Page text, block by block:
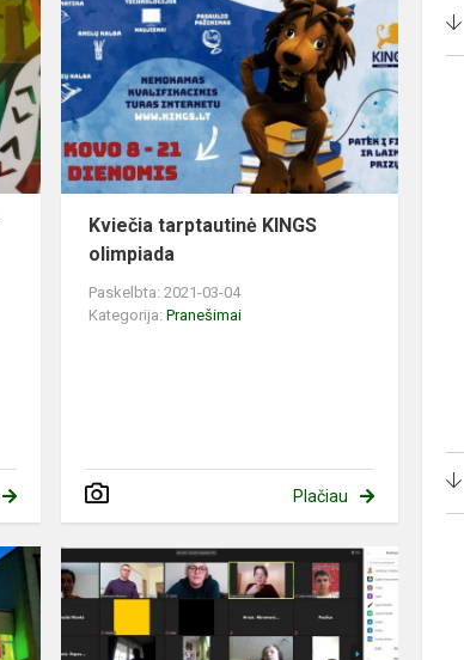
Kviečia tarptautinė KINGS
olimpiada
Paskelbta: 2021-03-04
Kategorija:Pranešimai
Plačiau